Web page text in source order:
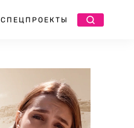
СПЕЦПРОЕКТЫ